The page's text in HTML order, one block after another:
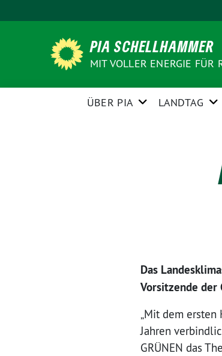
zum
PIA SCHELLHAMMER
MIT VOLLER ENERGIE FÜR
ÜBER PIA LANDTAG
Das
Vorsitzende der
„Mit dem ersten
Jahren
GRÜNEN das